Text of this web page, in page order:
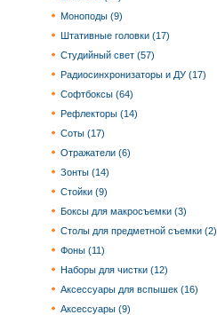
Моноподы (9)
Штативные головки (17)
Студийный свет (57)
Радиосинхронизаторы и ДУ (17)
Софтбоксы (64)
Рефлекторы (14)
Соты (17)
Отражатели (6)
Зонты (14)
Стойки (9)
Боксы для макросъемки (3)
Столы для предметной съемки (2)
Фоны (11)
Наборы для чистки (12)
Аксессуары для вспышек (16)
Аксессуары (9)